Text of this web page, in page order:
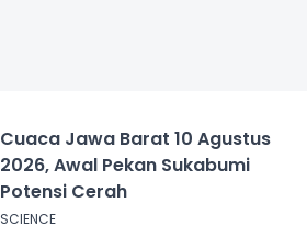
Cuaca Jawa Barat 10 Agustus
2026, Awal Pekan Sukabumi
Potensi Cerah
SCIENCE